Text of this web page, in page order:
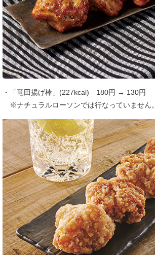
・「竜田揚げ棒」(227kcal) 180円 → 130円
※ナチュラルローソンでは行なっていません。